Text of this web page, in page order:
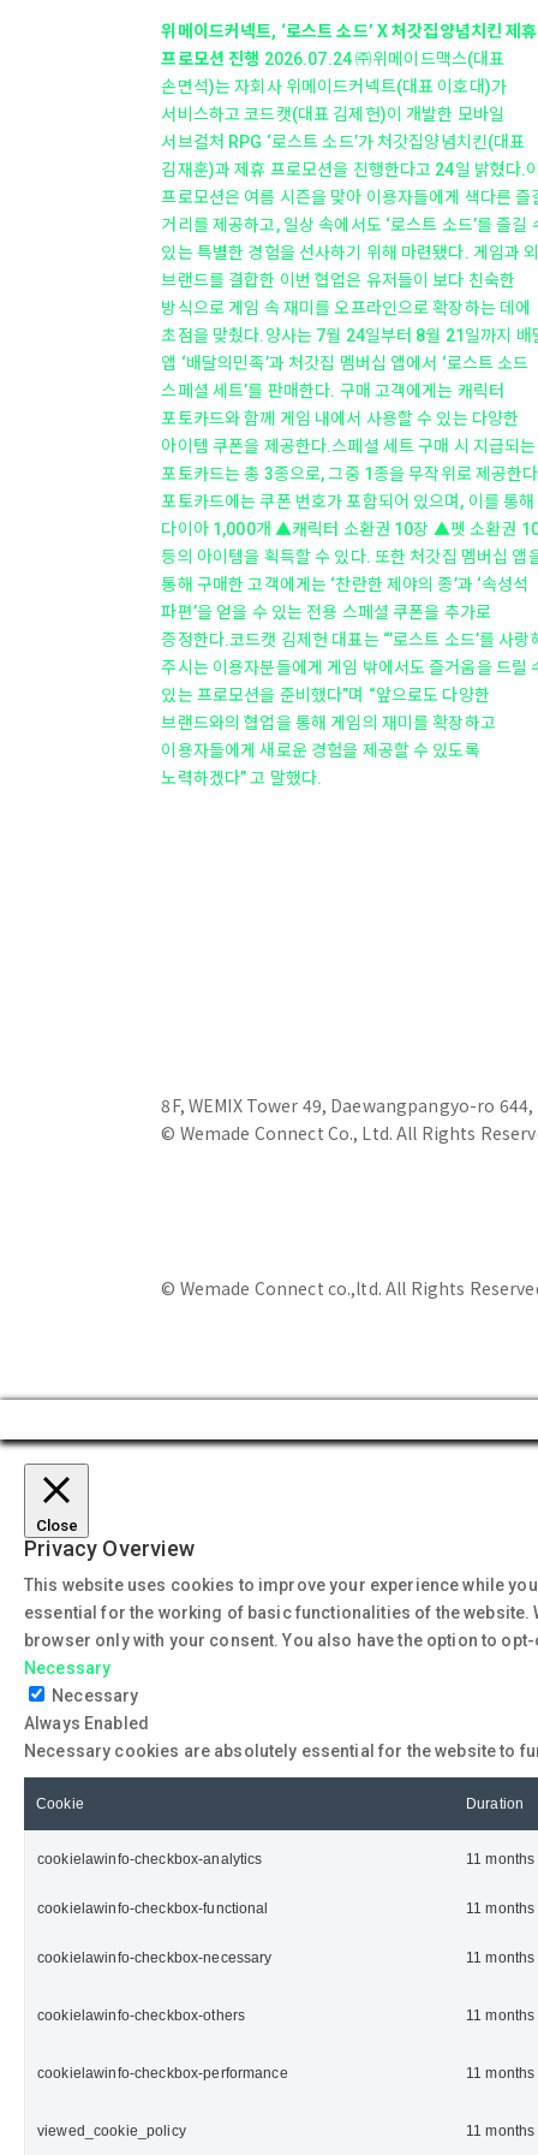
위메이드커넥트, ‘로스트 소드’ X 처갓집양념치킨 제휴
프로모션 진행 2026.07.24㈜위메이드맥스(대표
손면석)는 자회사 위메이드커넥트(대표 이호대)가
서비스하고 코드캣(대표 김제헌)이 개발한 모바일
서브컬처 RPG ‘로스트 소드’가 처갓집양념치킨(대표
김재훈)과 제휴 프로모션을 진행한다고 24일 밝혔다.
프로모션은 여름 시즌을 맞아 이용자들에게 색다른 즐
거리를 제공하고, 일상 속에서도 ‘로스트 소드’를 즐길
있는 특별한 경험을 선사하기 위해 마련됐다. 게임과
브랜드를 결합한 이번 협업은 유저들이 보다 친숙한
방식으로 게임 속 재미를 오프라인으로 확장하는 데에
초점을 맞췄다.양사는 7월 24일부터 8월 21일까지 배
앱 ‘배달의민족’과 처갓집 멤버십 앱에서 ‘로스트 소드
스페셜 세트’를 판매한다. 구매 고객에게는 캐릭터
포토카드와 함께 게임 내에서 사용할 수 있는 다양한
아이템 쿠폰을 제공한다.스페셜 세트 구매 시 지급되는
포토카드는 총 3종으로, 그중 1종을 무작위로 제공한
포토카드에는 쿠폰 번호가 포함되어 있으며, 이를 통
다이아 1,000개 ▲캐릭터 소환권 10장 ▲펫 소환권
등의 아이템을 획득할 수 있다. 또한 처갓집 멤버십 앱
통해 구매한 고객에게는 ‘찬란한 제야의 종’과 ‘속성석
파편’을 얻을 수 있는 전용 스페셜 쿠폰을 추가로
증정한다.코드캣 김제헌 대표는 “’로스트 소드’를 사랑
주시는 이용자분들에게 게임 밖에서도 즐거움을 드릴
있는 프로모션을 준비했다”며 “앞으로도 다양한
브랜드와의 협업을 통해 게임의 재미를 확장하고
이용자들에게 새로운 경험을 제공할 수 있도록
노력하겠다” 고 말했다.
8F, WEMIX Tower 49, Daewangpangyo-ro
© Wemade Connect Co., Ltd. All Rights
© Wemade Connect co.,ltd. All Rights
Close
Privacy Overview
This website uses cookies to improve your experience while
essential for the working of basic functionalities of the
browser only with your consent. You also have the option to
Necessary
Necessary
Always Enabled
Necessary cookies are absolutely essential for the website to
Cookie Duration
cookielawinfo-checkbox-analytics 11 months
cookielawinfo-checkbox-functional 11 months
cookielawinfo-checkbox-necessary 11 months
cookielawinfo-checkbox-others 11 months
cookielawinfo-checkbox-performance 11 months
viewed_cookie_policy 11 months